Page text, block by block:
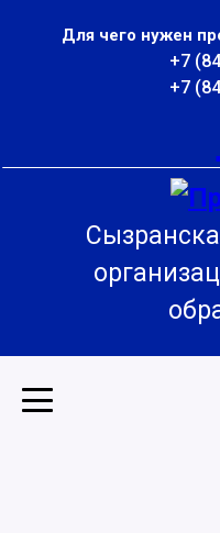
Для чего нужен
+7
+7